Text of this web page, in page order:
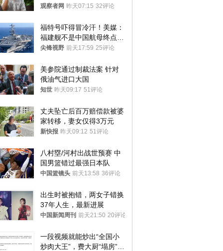
的决心
观察者网 昨天07:15 32评论
福特号吓得冒冷汗！美媒：
福建舰不是中国航母终点，
而是新起点！
尖锋视野 前天17:59 25评论
美参院通过制裁法案 针对
俄油气进口大国
知世 昨天09:17 51评论
丈夫坠亡后百万赔偿款被婆
家转移，妻女仅得3万元
新快报 昨天09:12 51评论
八村塁/河村出战世预赛 中
国男篮错过最强日本队
中国篮镜头 前天13:58 36评论
出生时被抱错，两女子错换
37年人生，最新进展
中国新闻周刊 前天21:50 20评论
一段视频就能炒出“全国小
炒肉大王”，费大厨“塌房”了